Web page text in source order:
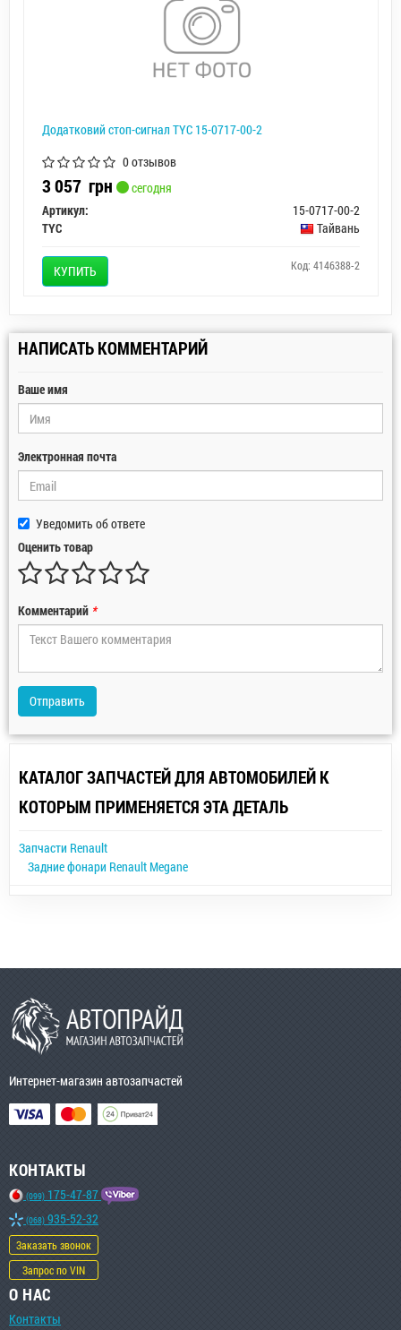
Додатковий стоп-сигнал TYC 15-0717-00-2
0 отзывов
3 057 грн
сегодня
Артикул:
15-0717-00-2
TYC
Тайвань
КУПИТЬ Код: 4146388-2
НАПИСАТЬ КОММЕНТАРИЙ
Ваше имя
Электронная почта
Уведомить об ответе
Оценить товар
Комментарий *
Отправить
КАТАЛОГ ЗАПЧАСТЕЙ ДЛЯ АВТОМОБИЛЕЙ К
КОТОРЫМ ПРИМЕНЯЕТСЯ ЭТА ДЕТАЛЬ
Запчасти Renault
Задние фонари Renault Megane
Интернет-магазин автозапчастей
КОНТАКТЫ
(099) 175-47-87
(068) 935-52-32
Заказать звонок
Запрос по VIN
О НАС
Контакты